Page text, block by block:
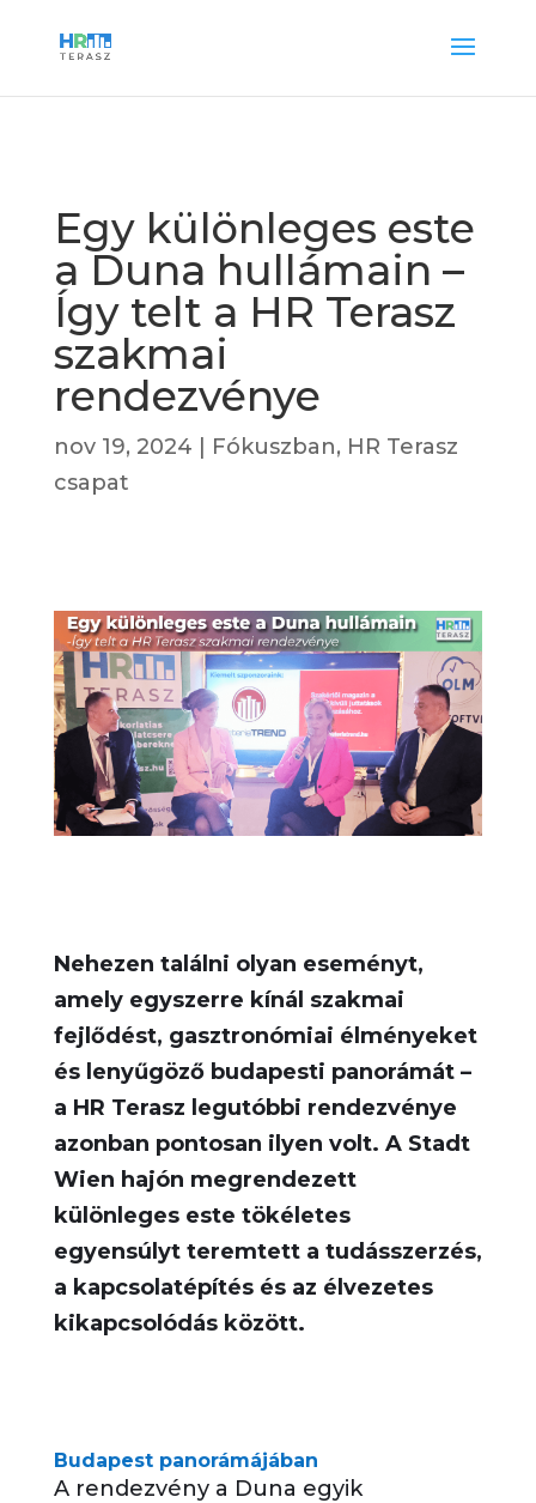
Egy különleges este
a Duna hullámain –
Így telt a HR Terasz
szakmai
rendezvénye
nov 19, 2024 Fókuszban, HR Terasz
csapat
Nehezen találni olyan eseményt,
amely egyszerre kínál szakmai
fejlődést, gasztronómiai élményeket
és lenyűgöző budapesti panorámát –
a HR Terasz legutóbbi rendezvénye
azonban pontosan ilyen volt. A Stadt
Wien hajón megrendezett
különleges este tökéletes
egyensúlyt teremtett a tudásszerzés,
a kapcsolatépítés és az élvezetes
kikapcsolódás között.
Budapest panorámájában
A rendezvény a Duna egyik